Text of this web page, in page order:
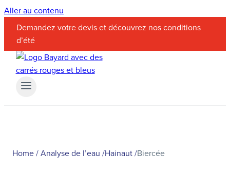
Aller au contenu
Demandez votre devis et découvrez nos conditions
d’été
Home/Analyse de l’eau /Hainaut/Biercée